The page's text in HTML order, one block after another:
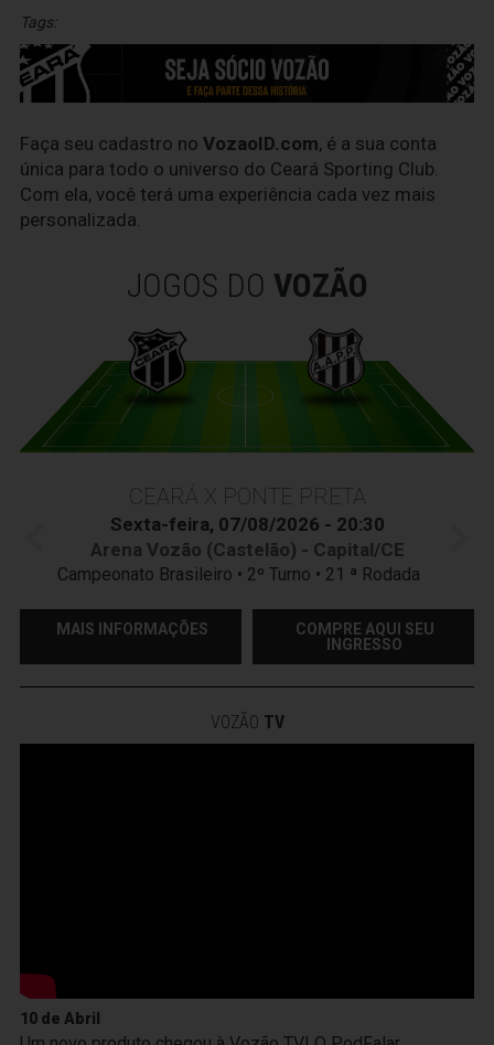
Tags:
Faça seu cadastro no VozaoID.com, é a sua conta
única para todo o universo do Ceará Sporting Club.
Com ela, você terá uma experiência cada vez mais
personalizada.
JOGOS DO VOZÃO
CEARÁ X PONTE PRETA
Sexta-feira, 07/08/2026 - 20:30
Arena Vozão (Castelão) - Capital/CE
Campeonato Brasileiro • 2º Turno • 21 ª Rodada
MAIS INFORMAÇÕES
COMPRE AQUI SEU
INGRESSO
VOZÃO TV
10 de Abril